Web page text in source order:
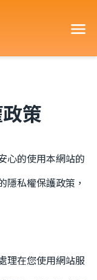
策
心的使用本網站的
隱私權保護政策，
理在您使用網站服